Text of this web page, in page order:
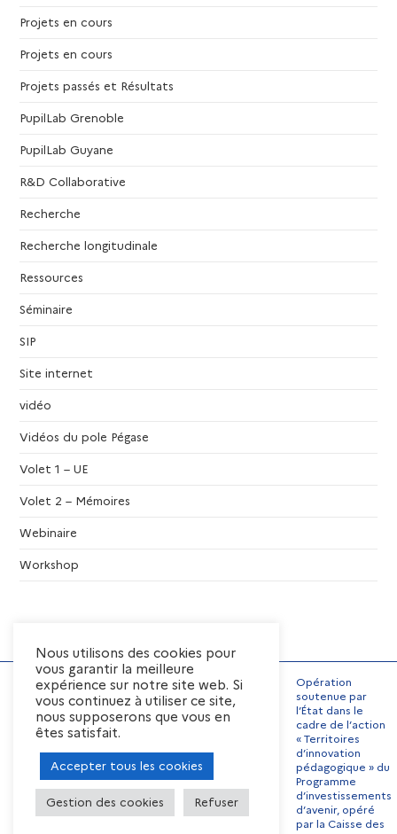
Projets en cours
Projets en cours
Projets passés et Résultats
PupilLab Grenoble
PupilLab Guyane
R&D Collaborative
Recherche
Recherche longitudinale
Ressources
Séminaire
SIP
Site internet
vidéo
Vidéos du pole Pégase
Volet 1 – UE
Volet 2 – Mémoires
Webinaire
Workshop
Mentions Légales
d’utilisation
Préférences de cookies
Contact
Offres d’emplois
Opération
soutenue par
l’État dans le
cadre de l’action
« Territoires
d’innovation
pédagogique » du
Programme
d’investissements
d’avenir, opéré
par la Caisse des
Nous utilisons des cookies pour
vous garantir la meilleure
expérience sur notre site web. Si
vous continuez à utiliser ce site,
nous supposerons que vous en
êtes satisfait.
Accepter tous les cookies
Gestion des cookies Refuser